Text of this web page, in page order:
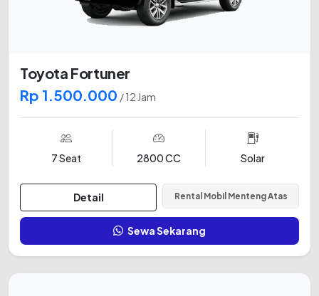
Toyota Fortuner
Rp 1.500.000 / 12 Jam
7 Seat 2800 CC Solar
Detail Rental Mobil Menteng Atas
Sewa Sekarang